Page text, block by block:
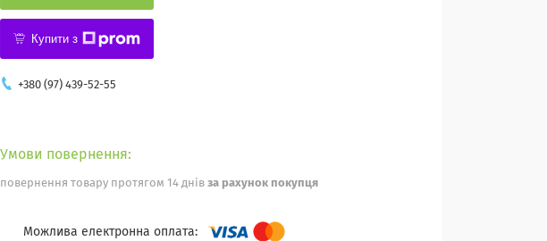
Купити з
+380 (97) 439-52-55
повернення товару протягом 14 днів за рахунок покупця